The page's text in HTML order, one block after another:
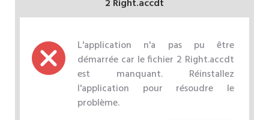
2 Right.accdt
L'application n'a pas pu être
démarrée car le fichier 2 Right.accdt
est manquant. Réinstallez
l'application pour résoudre le
problème.